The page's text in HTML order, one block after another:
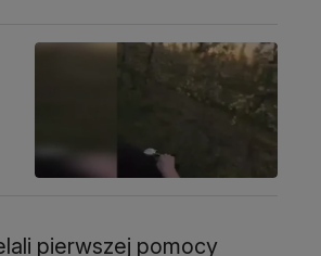
pierwszej pomocy